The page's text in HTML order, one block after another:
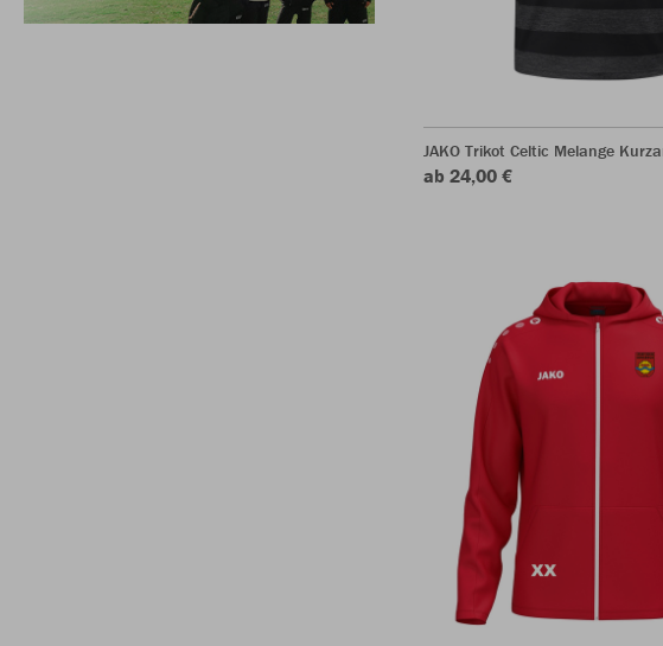
JAKO Trikot Celtic Melange
ab 24,00 €